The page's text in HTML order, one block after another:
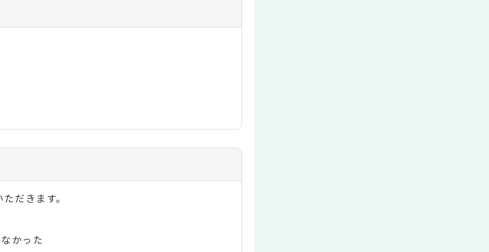
だきます。
かった